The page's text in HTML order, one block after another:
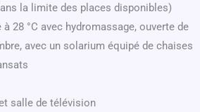
la limite des places disponibles)
28 °C avec hydromassage, ouverte de
avec un solarium équipé de chaises
salle de télévision